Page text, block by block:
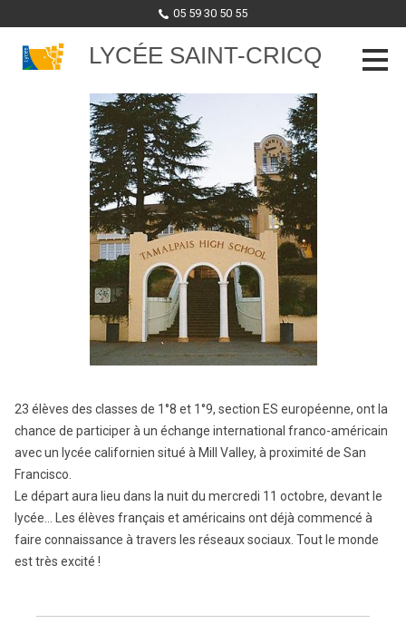
05 59 30 50 55
LYCÉE SAINT-CRICQ
Skip to content
23 élèves des classes de 1°8 et 1°9, section ES européenne, ont la
chance de participer à un échange international franco-américain
avec un lycée californien situé à Mill Valley, à proximité de San
Francisco.
Le départ aura lieu dans la nuit du mercredi 11 octobre, devant le
lycée… Les élèves français et américains ont déjà commencé à
faire connaissance à travers les réseaux sociaux. Tout le monde
est très excité !